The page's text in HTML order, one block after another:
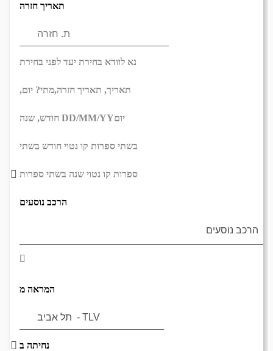
תאריך חזרה
נא לוודא בחירת יעד לפני בחירת
תאריך, תאריך חזרה,מתי? יום,
DD/MM/YYיום
בשתי ספרות קו נטוי חודש בשתי
ספרות קו נטוי שנה בשתי ספרות
הרכב נוסעים
המראה מ
נחיתה ב